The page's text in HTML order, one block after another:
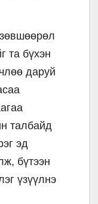
та бүхэн
даруй
талбайд
эд
бүтээн
үзүүлнэ